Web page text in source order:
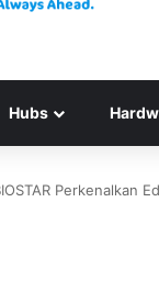
Hubs
Perkenalkan